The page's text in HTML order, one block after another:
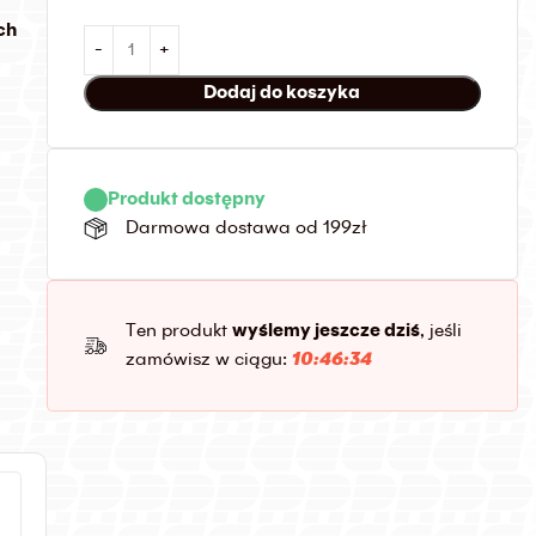
Dodaj do koszyka
Produkt dostępny
Darmowa dostawa od 199zł
Ten produkt wyślemy jeszcze dziś, jeśli
zamówisz w ciągu: 10:46:32